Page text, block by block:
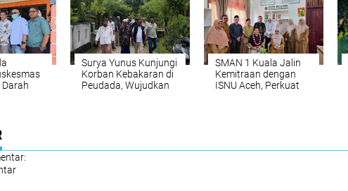
Gratis
Darah
Surya Yunus Kunjungi
Korban Kebakaran di
Peudada, Wujudkan
SMAN 1 Kuala Jalin
Kemitraan dengan
ISNU Aceh, Perkuat